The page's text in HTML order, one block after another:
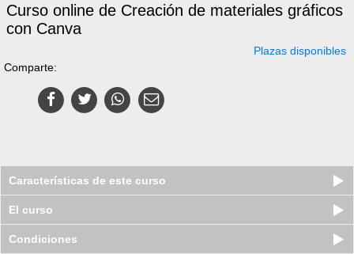
Curso online de Creación de materiales gráficos
con Canva
Plazas disponibles
Comparte:
Características de este curso
El curso
Condiciones